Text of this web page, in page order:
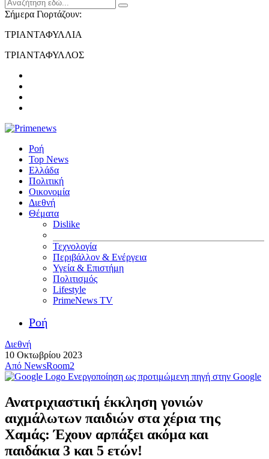
Σήμερα Γιορτάζουν:
ΤΡΙΑΝΤΑΦΥΛΛΙΑ
ΤΡΙΑΝΤΑΦΥΛΛΟΣ
Ροή
Top News
Ελλάδα
Πολιτική
Οικονομία
Διεθνή
Θέματα
Dislike
Τεχνολογία
Περιβάλλον & Ενέργεια
Υγεία & Επιστήμη
Πολιτισμός
Lifestyle
PrimeNews TV
Ροή
Διεθνή
10 Οκτωβρίου 2023
Από NewsRoom2
Ενεργοποίηση ως προτιμώμενη πηγή στην Google
Ανατριχιαστική έκκληση γονιών
αιχμάλωτων παιδιών στα χέρια της
Χαμάς: Έχουν αρπάξει ακόμα και
παιδάκια 3 και 5 ετών!